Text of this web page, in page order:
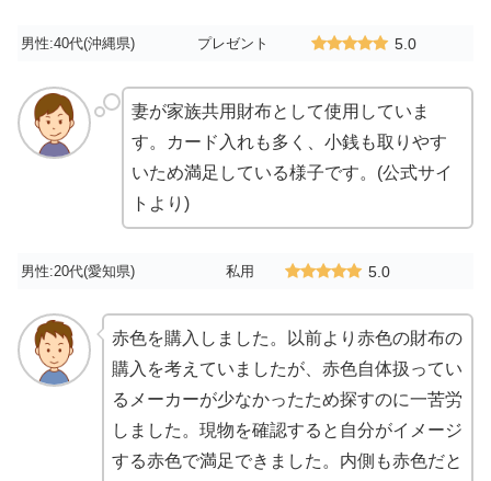
男性:40代(沖縄県) プレゼント 5.0
妻が家族共用財布として使用していま
す。カード入れも多く、小銭も取りやす
いため満足している様子です。(公式サイ
トより)
男性:20代(愛知県) 私用 5.0
赤色を購入しました。以前より赤色の財布の
購入を考えていましたが、赤色自体扱ってい
るメーカーが少なかったため探すのに一苦労
しました。現物を確認すると自分がイメージ
する赤色で満足できました。内側も赤色だと